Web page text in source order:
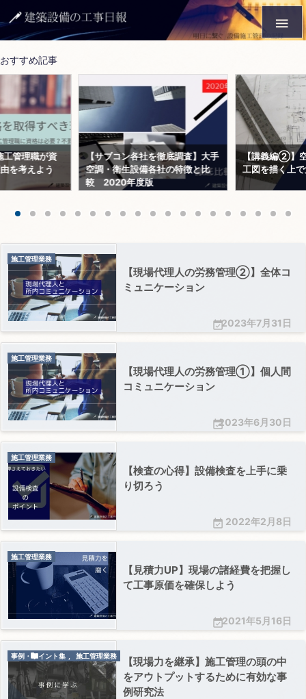

おすすめ記事
工管理職が資
を考えよう
【サブコン各社を徹底調査】大手
空調・衛生設備各社の特徴と比
較 2020年度版
【講義編②】
工図を描く上
2023年7月31日
施工管理業務
【現場代理人の労務管理②】全体コ
ミュニケーション
2023年6月30日
施工管理業務
【現場代理人の労務管理①】個人間
コミュニケーション
 2022年2月8日
施工管理業務
【検査の心得】設備検査を上手に乗
り切ろう
2021年5月16日
施工管理業務
【見積力UP】現場の諸経費を把握し
て工事原価を確保しよう

事例・ポイント集 施工管理業務
【現場力を継承】施工管理の頭の中
をアウトプットするために有効な事
例研究法